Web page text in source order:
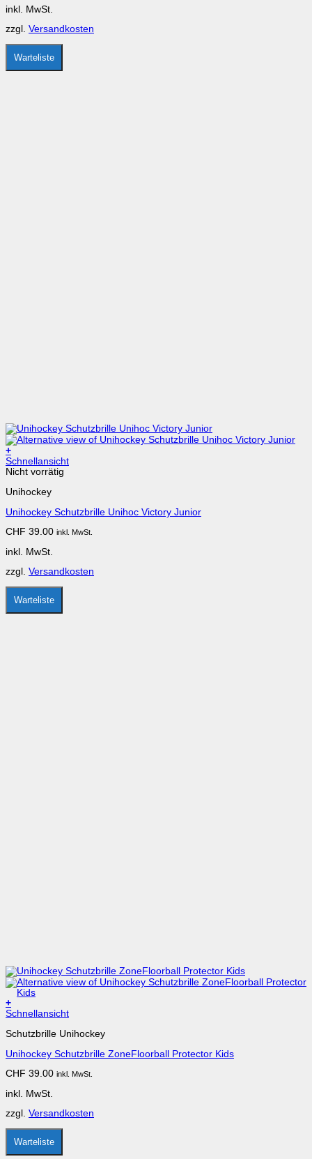
können
der
Produktseite
gewählt
inkl. MwSt.
zzgl. Versandkosten
Warteliste
+
Dieses
Produkt
mehrere
auf.
Optionen
auf
Produktseite
gewählt
werden
Schnellansicht
Nicht vorrätig
Unihockey
Unihockey Schutzbrille Unihoc Victory Junior
CHF 39.00 inkl. MwSt.
inkl. MwSt.
zzgl. Versandkosten
Warteliste
+
Dieses
weist
Varianten
Die
können
der
Produktseite
gewählt
Schnellansicht
Schutzbrille Unihockey
Unihockey Schutzbrille ZoneFloorball Protector Kids
CHF 39.00 inkl. MwSt.
inkl. MwSt.
zzgl. Versandkosten
Warteliste